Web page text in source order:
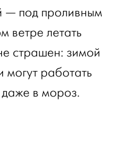
— под проливным
ветре летать
страшен: зимой
работать
в мороз.